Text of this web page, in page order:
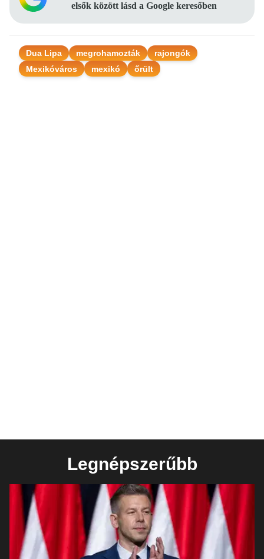
elsők között lásd a Google keresőben
Dua Lipa megrohamozták
rajongók
Mexikóváros
mexikó őrült
Legnépszerűbb